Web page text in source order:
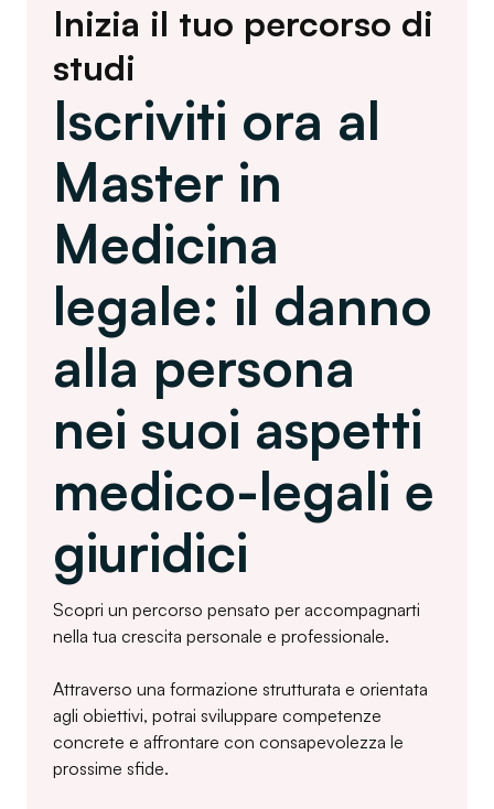
Inizia il tuo percorso di
studi
Iscriviti ora al
Master in
Medicina
legale: il danno
alla persona
nei suoi aspetti
medico-legali e
giuridici
Scopri un percorso pensato per accompagnarti
nella tua crescita personale e professionale.
Attraverso una formazione strutturata e orientata
agli obiettivi, potrai sviluppare competenze
concrete e affrontare con consapevolezza le
prossime sfide.